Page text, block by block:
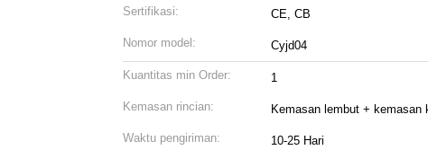
Sertifikasi: CE, CB
Nomor model: Cyjd04
Kuantitas min Order: 1
Kemasan rincian: Kemasan lembut +
Waktu pengiriman: 10-25 Hari